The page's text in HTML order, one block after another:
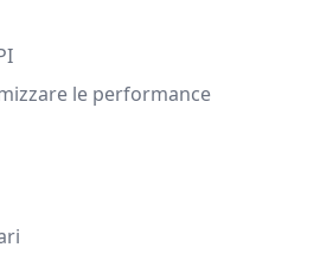
le performance